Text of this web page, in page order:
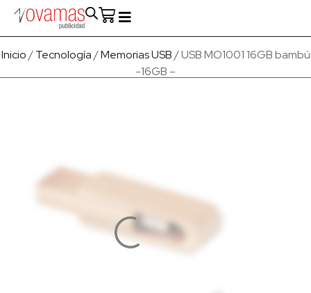
Inicio/Tecnología/Memorias USB/ USB MO1001 16GB bambú
-16GB –